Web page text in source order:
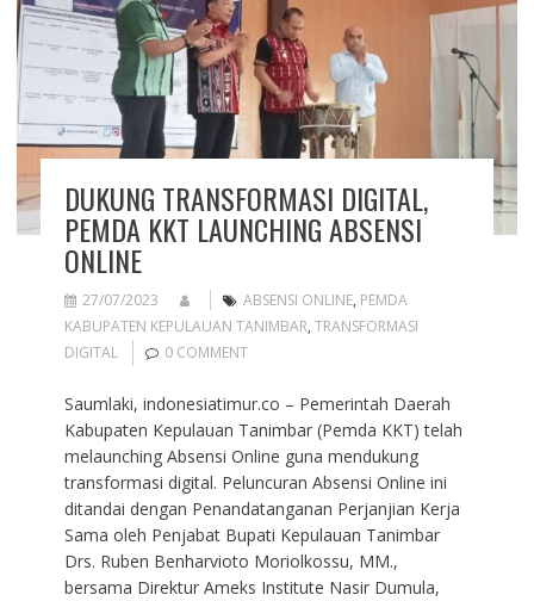
DUKUNG TRANSFORMASI DIGITAL,
PEMDA KKT LAUNCHING ABSENSI
ONLINE
27/07/2023 ABSENSI ONLINE, PEMDA
KABUPATEN KEPULAUAN TANIMBAR, TRANSFORMASI
DIGITAL
0 COMMENT
Saumlaki, indonesiatimur.co – Pemerintah Daerah
Kabupaten Kepulauan Tanimbar (Pemda KKT) telah
melaunching Absensi Online guna mendukung
transformasi digital. Peluncuran Absensi Online ini
ditandai dengan Penandatanganan Perjanjian Kerja
Sama oleh Penjabat Bupati Kepulauan Tanimbar
Drs. Ruben Benharvioto Moriolkossu, MM.,
bersama Direktur Ameks Institute Nasir Dumula,